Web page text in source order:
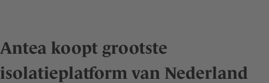
Antea koopt grootste
isolatieplatform van Nederland